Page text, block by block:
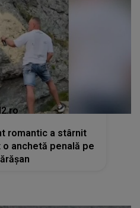
romantic a stârnit
anchetă penală pe